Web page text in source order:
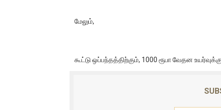
பிரபல நடிகை தூக்கிட்டு
மேலும்,
கூட்டு ஒப்பந்தத்திற்கும், 1000 ரூபா வேதன